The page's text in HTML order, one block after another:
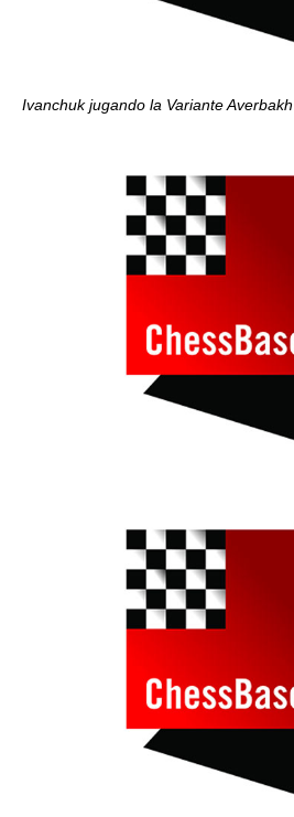
Ivanchuk jugando la Variante Averbakh